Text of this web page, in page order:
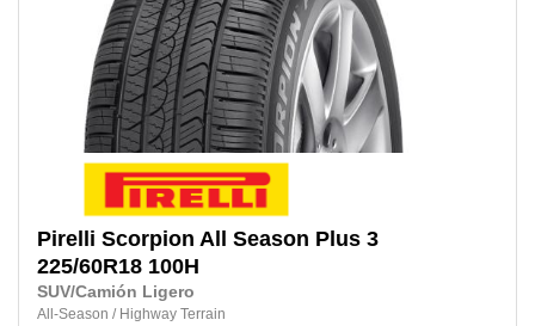
Pirelli Scorpion All Season Plus 3
225/60R18 100H
SUV/Camión Ligero
All-Season / Highway Terrain